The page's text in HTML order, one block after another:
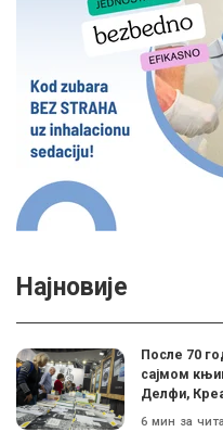
Најновије
После 70
сајмом
Делфи,
6 мин за